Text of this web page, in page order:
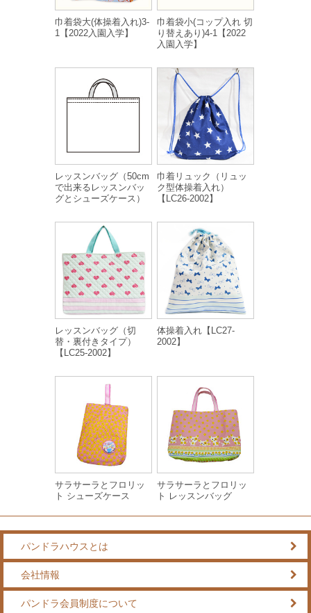
巾着袋大(体操着入れ)3-
1【2022入園入学】
巾着袋小(コップ入れ 切
り替えあり)4-1【2022
入園入学】
レッスンバッグ（50cm
で出来るレッスンバッ
グとシューズケース）
巾着リュック（リュッ
ク型体操着入れ）
【LC26-2002】
レッスンバッグ（切
替・裏付きタイプ）
【LC25-2002】
体操着入れ【LC27-
2002】
サラサーラとフロリッ
ト シューズケース
サラサーラとフロリッ
ト レッスンバッグ
パンドラハウスとは
会社情報
パンドラ会員制度について